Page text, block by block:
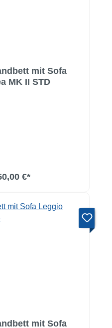
mit Sofa
MK II STD
€*
mit Sofa